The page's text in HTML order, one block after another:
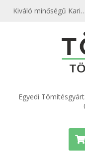
Kiváló minőségű Karima DN 25 Temafast ECO 35x71x2,0 kedvező áron, egyenest a gyártótól, rendeld meg most és csatlakozz a több ezer elégedett vásárlóhoz.
Egyedi